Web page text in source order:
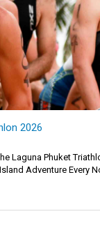
2026
Laguna Phuket
Adventure Every